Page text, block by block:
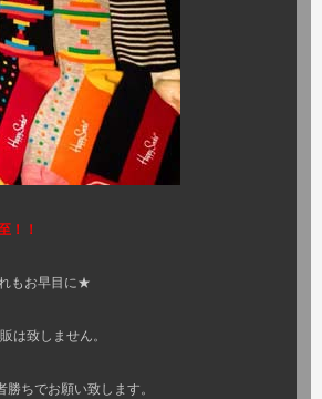
！
目に★
せん。
願い致します。